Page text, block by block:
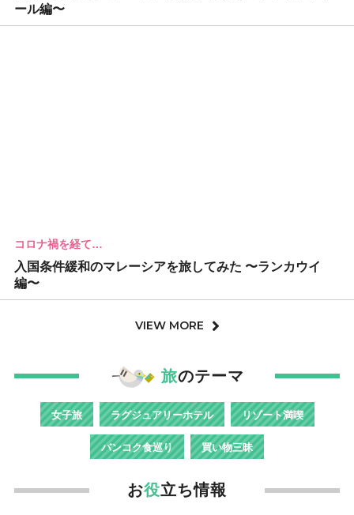
ール編〜
コロナ禍を経て…
入国条件緩和のマレーシアを旅してみた 〜ランカウイ
編〜
VIEW MORE
旅のテーマ
女子旅 ラグジュアリーホテル リゾート満喫
バンコク食巡り 買い物三昧
お役立ち情報